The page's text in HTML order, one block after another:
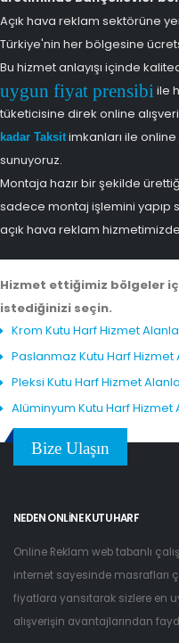
Açık hava reklam sektörüne
Türkiye'nin her bölgesine
Bu hizmet anlayışı içinde
uygun fiyat prensibi ile
tüketicisine direk online
kadar Taksitimkanları ile online
sunuyoruz.
Montaja hazır bir şekilde
sadece montaj işlemini yapıp
açık hava reklam
Hizmet ettiğimiz bölgeler
istediğinizi seçin.
Krom Kutu Harf Hizmet
Paslanmaz Kutu Harf Hizmet
Pleksi Kutu Harf Hizmet
Alüminyum Kutu Harf Hizmet
Bize Ulaşın
NEDEN ONLINE KUTU HARF
Online Reklam web tabanlı
internet sayesinde masrafları
fiyatlara yansıtarak sizlere en
alışverişin avantajlarından